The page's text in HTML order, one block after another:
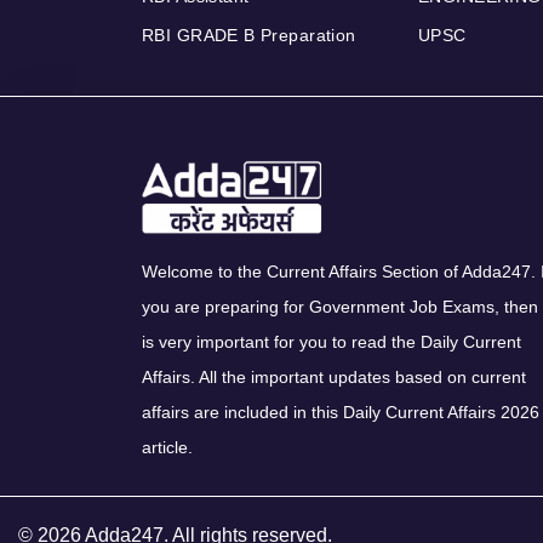
RBI GRADE B Preparation
UPSC
Welcome to the Current Affairs Section of Adda247.
you are preparing for Government Job Exams, then
is very important for you to read the Daily Current
Affairs. All the important updates based on current
affairs are included in this Daily Current Affairs 2026
article.
© 2026 Adda247. All rights reserved.